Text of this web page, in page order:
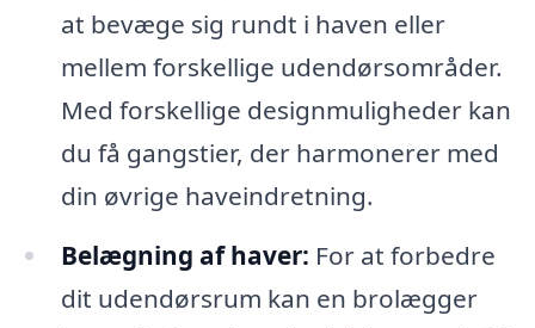
at bevæge sig rundt i haven eller
mellem forskellige udendørsområder.
Med forskellige designmuligheder kan
du få gangstier, der harmonerer med
din øvrige haveindretning.
Belægning af haver: For at forbedre
dit udendørsrum kan en brolægger